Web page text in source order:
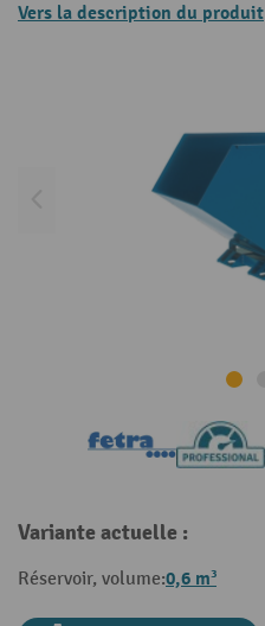
Vers la description du produit
Variante actuelle :
Réservoir, volume:0,6 m³